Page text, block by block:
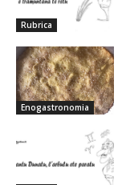
Rubrica
Enogastronomia